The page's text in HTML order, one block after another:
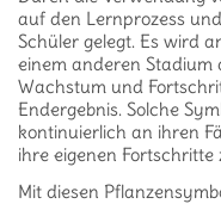
auf den Lernprozess
Schüler gelegt. Es wird
einem anderen Stadium
Wachstum und
Endergebnis. Solche
kontinuierlich an ihren
ihre eigenen Fortschritte
Mit diesen